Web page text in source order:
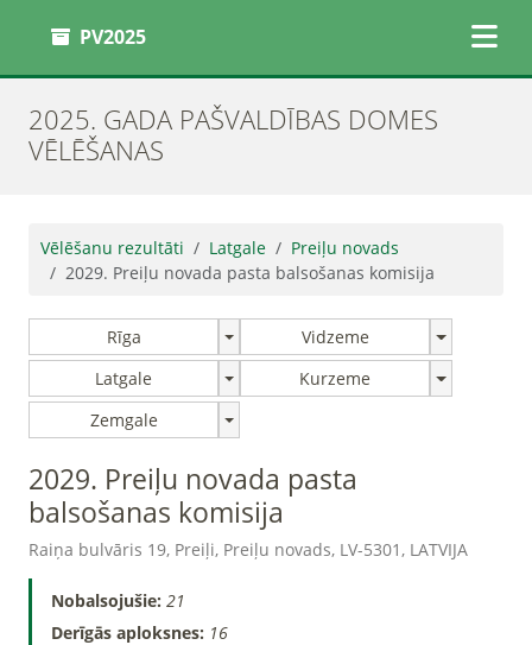
PV2025
2025. GADA PAŠVALDĪBAS DOMES
VĒLĒŠANAS
Vēlēšanu rezultāti Latgale
Preiļu novads
2029. Preiļu novada pasta balsošanas komisija
Rīga
Vidzeme
Latgale
Kurzeme
Zemgale
2029. Preiļu novada pasta
balsošanas komisija
Raiņa bulvāris 19, Preiļi, Preiļu novads, LV-5301, LATVIJA
Nobalsojušie: 21
Derīgās aploksnes: 16